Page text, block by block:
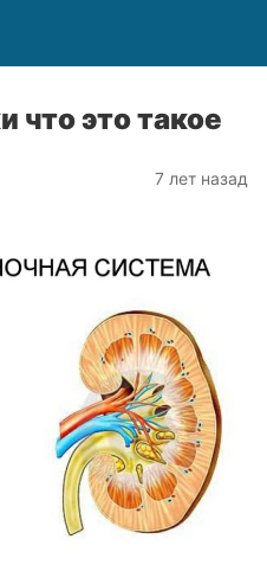
что это такое
7 лет назад